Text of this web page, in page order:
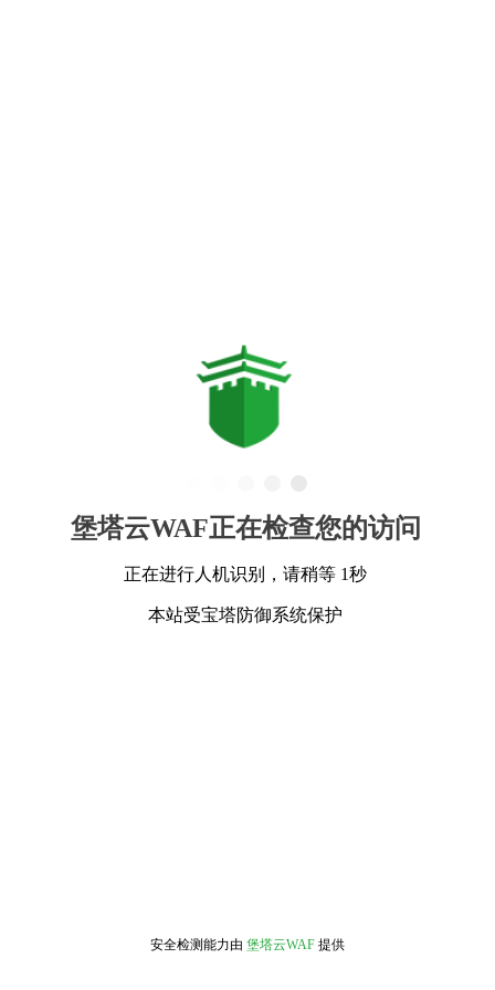
堡塔云WAF正在检查您的访问
正在进行人机识别，请稍等 1秒
本站受宝塔防御系统保护
安全检测能力由 堡塔云WAF 提供